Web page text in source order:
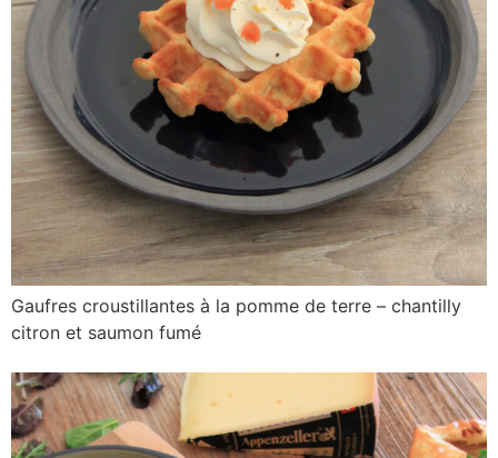
Gaufres croustillantes à la pomme de terre – chantilly
citron et saumon fumé